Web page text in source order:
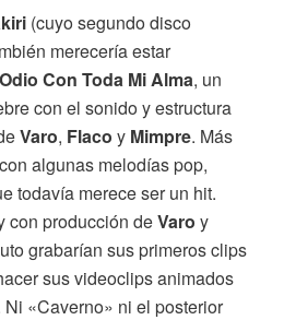
(cuyo segundo disco
merecería estar
Con Toda Mi Alma, un
con el sonido y estructura
Varo, Flaco y Mimpre. Más
algunas melodías pop,
todavía merece ser un hit.
con producción deVaro y
grabarían sus primeros clips
sus videoclips animados
«Caverno» ni el posterior